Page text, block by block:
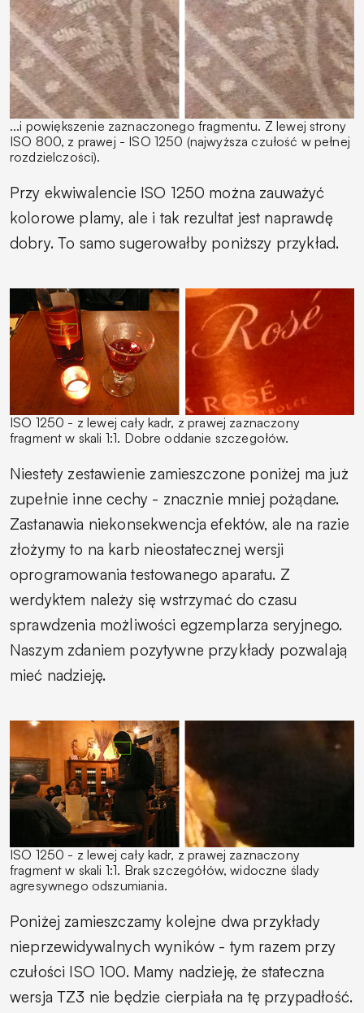
...i powiększenie zaznaczonego fragmentu. Z lewej strony
ISO 800, z prawej - ISO 1250 (najwyższa czułość w pełnej
rozdzielczości).
Przy ekwiwalencie ISO 1250 można zauważyć
kolorowe plamy, ale i tak rezultat jest naprawdę
dobry. To samo sugerowałby poniższy przykład.
ISO 1250 - z lewej cały kadr, z prawej zaznaczony
fragment w skali 1:1. Dobre oddanie szczegołów.
Niestety zestawienie zamieszczone poniżej ma już
zupełnie inne cechy - znacznie mniej pożądane.
Zastanawia niekonsekwencja efektów, ale na razie
złożymy to na karb nieostatecznej wersji
oprogramowania testowanego aparatu. Z
werdyktem należy się wstrzymać do czasu
sprawdzenia możliwości egzemplarza seryjnego.
Naszym zdaniem pozytywne przykłady pozwalają
mieć nadzieję.
ISO 1250 - z lewej cały kadr, z prawej zaznaczony
fragment w skali 1:1. Brak szczegółów, widoczne ślady
agresywnego odszumiania.
Poniżej zamieszczamy kolejne dwa przykłady
nieprzewidywalnych wyników - tym razem przy
czułości ISO 100. Mamy nadzieję, że stateczna
wersja TZ3 nie będzie cierpiała na tę przypadłość.